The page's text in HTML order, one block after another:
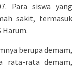
Para siswa yang
sakit, termasuk
Harum.
berupa demam,
rata-rata demam,